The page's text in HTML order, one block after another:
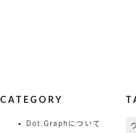
CATEGORY
Dot.Graphについて